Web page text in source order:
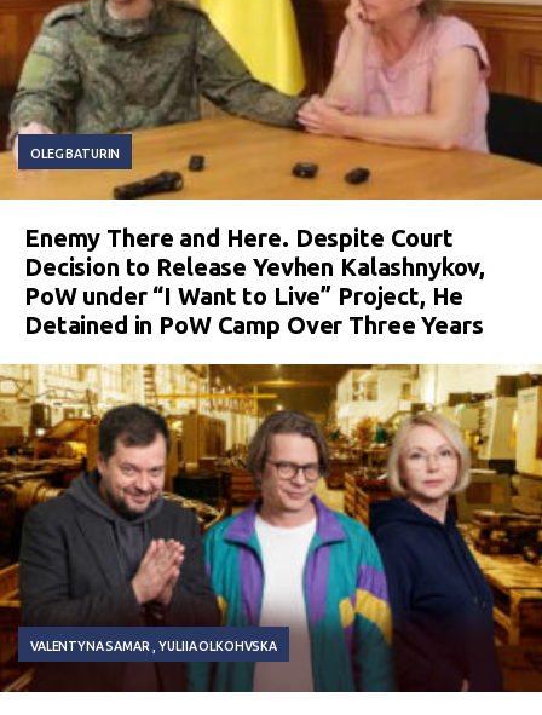
OLEG BATURIN
Enemy There and Here. Despite Court
Decision to Release Yevhen Kalashnykov,
PoW under “I Want to Live” Project, He
Detained in PoW Camp Over Three Years
VALENTYNA SAMAR YULIIA OLKOHVSKA